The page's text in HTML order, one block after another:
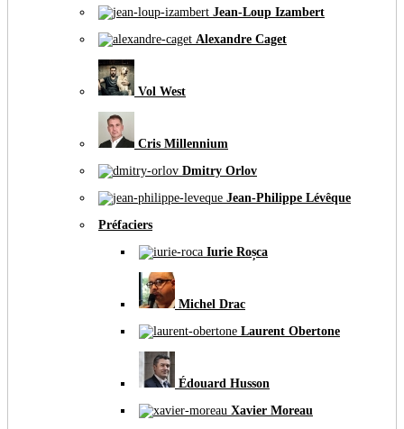
Jean-Loup Izambert
Alexandre Caget
Vol West
Cris Millennium
Dmitry Orlov
Jean-Philippe Lévêque
Préfaciers
Iurie Roșca
Michel Drac
Laurent Obertone
Édouard Husson
Xavier Moreau